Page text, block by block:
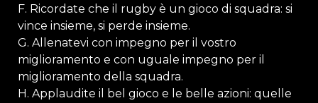
F. Ricordate che il rugby è un gioco di squadra: si
vince insieme, si perde insieme.
G. Allenatevi con impegno per il vostro
miglioramento e con uguale impegno per il
miglioramento della squadra.
H. Applaudite il bel gioco e le belle azioni: quelle